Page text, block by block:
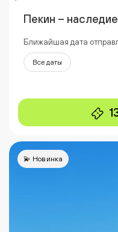
Пекин –
Ближайшая дата
Все даты
💫 Новинка